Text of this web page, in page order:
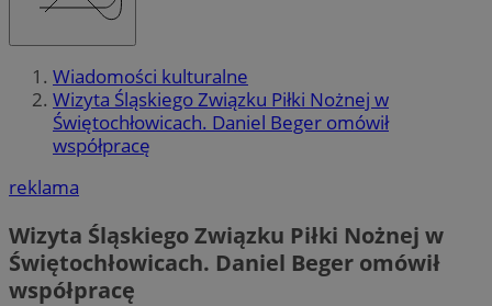
Wiadomości kulturalne
Wizyta Śląskiego Związku Piłki Nożnej w
Świętochłowicach. Daniel Beger omówił
współpracę
reklama
Wizyta Śląskiego Związku Piłki Nożnej w
Świętochłowicach. Daniel Beger omówił
współpracę